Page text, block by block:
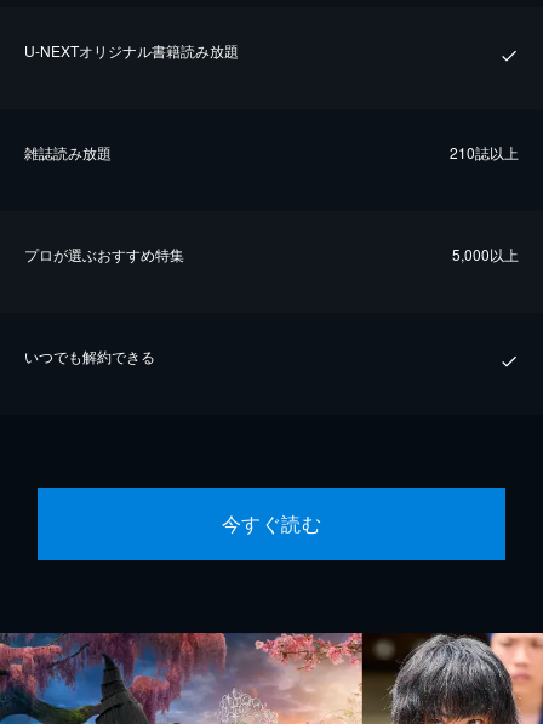
U-NEXTオリジナル書籍読み放題
雑誌読み放題 210誌以上
プロが選ぶおすすめ特集 5,000以上
いつでも解約できる
今すぐ読む